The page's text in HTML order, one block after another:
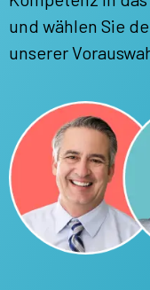
und wählen Sie
unserer